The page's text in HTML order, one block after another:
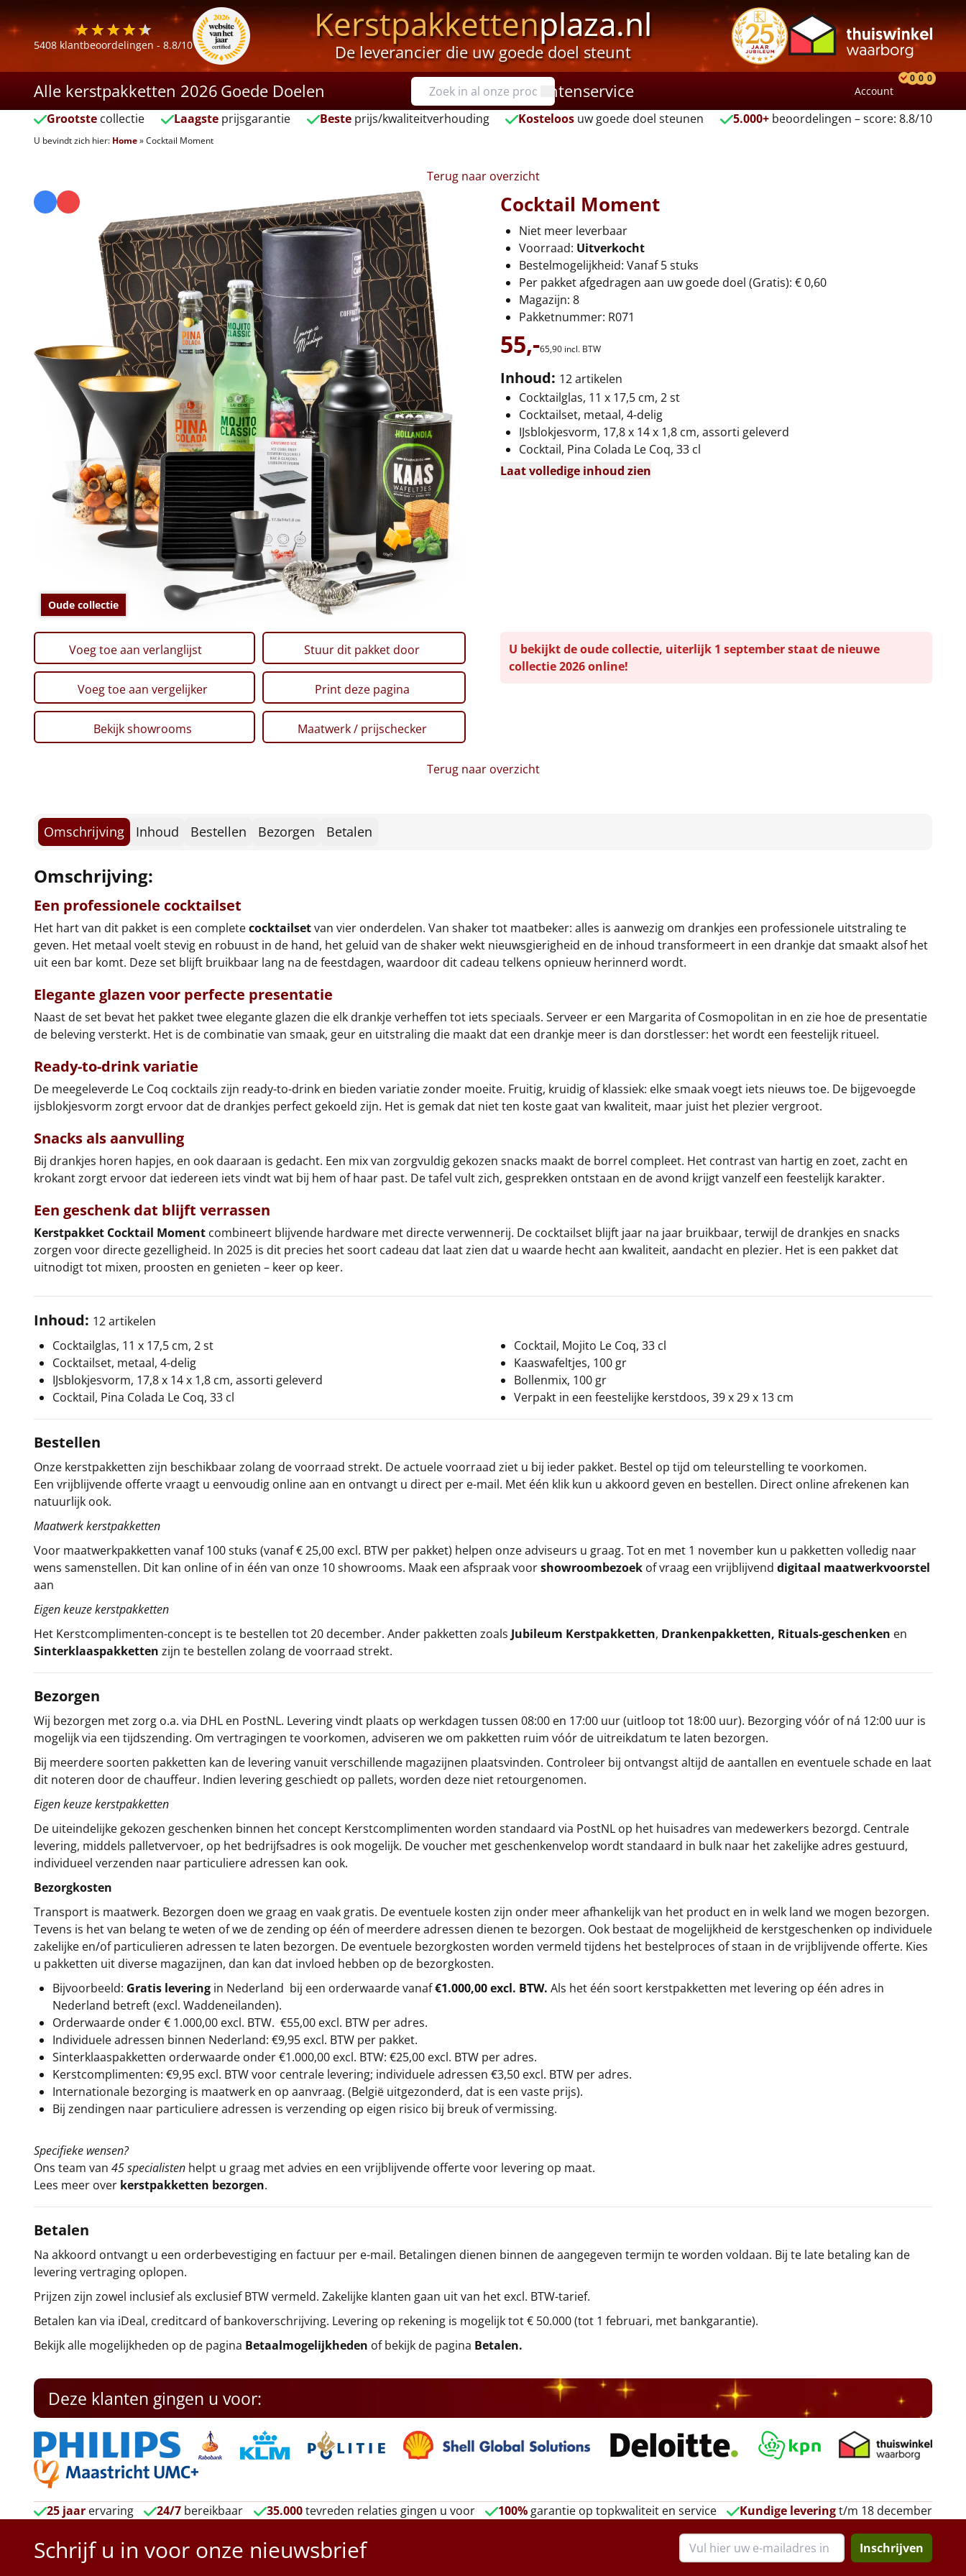
5408 klantbeoordelingen - 8.8/10 Kerstpakkettenplaza.nl
De leverancier die uw goede doel steunt
Alle kerstpakketten 2026 Goede Doelen Klantenservice Account
0 0 0
Grootste collectie Laagsteprijsgarantie Besteprijs/kwaliteitverhouding Kosteloos uw goede doel steunen 5.000+ beoordelingen – score: 8.8/10
U bevindt zich hier: Home»Cocktail Moment
Terug naar overzicht
Oude collectie
Cocktail Moment
Niet meer leverbaar
Voorraad: Uitverkocht
Bestelmogelijkheid: Vanaf 5 stuks
Per pakket afgedragen aan uw goede doel (Gratis): € 0,60
Magazijn: 8
Pakketnummer: R071
55,-65,90 incl. BTW
Inhoud: 12 artikelen
Cocktailglas, 11 x 17,5 cm, 2 st
Cocktailset, metaal, 4-delig
IJsblokjesvorm, 17,8 x 14 x 1,8 cm, assorti geleverd
Cocktail, Pina Colada Le Coq, 33 cl
Laat volledige inhoud zien
Voeg toe aan verlanglijst Stuur dit pakket door
Voeg toe aan vergelijker Print deze pagina
Bekijk showrooms Maatwerk / prijschecker
U bekijkt de oude collectie, uiterlijk 1 september staat de nieuwe
collectie 2026 online!
Terug naar overzicht
Omschrijving Inhoud Bestellen Bezorgen Betalen
Omschrijving:
Een professionele cocktailset
Het hart van dit pakket is een completecocktailsetvan vier onderdelen. Van shaker tot maatbeker: alles is aanwezig om drankjes een professionele uitstraling te
geven. Het metaal voelt stevig en robuust in de hand, het geluid van de shaker wekt nieuwsgierigheid en de inhoud transformeert in een drankje dat smaakt alsof het
uit een bar komt. Deze set blijft bruikbaar lang na de feestdagen, waardoor dit cadeau telkens opnieuw herinnerd wordt.
Elegante glazen voor perfecte presentatie
Naast de set bevat het pakket twee elegante glazen die elk drankje verheffen tot iets speciaals. Serveer er een Margarita of Cosmopolitan in en zie hoe de presentatie
de beleving versterkt. Het is de combinatie van smaak, geur en uitstraling die maakt dat een drankje meer is dan dorstlesser: het wordt een feestelijk ritueel.
Ready-to-drink variatie
De meegeleverde Le Coq cocktails zijn ready-to-drink en bieden variatie zonder moeite. Fruitig, kruidig of klassiek: elke smaak voegt iets nieuws toe. De bijgevoegde
ijsblokjesvorm zorgt ervoor dat de drankjes perfect gekoeld zijn. Het is gemak dat niet ten koste gaat van kwaliteit, maar juist het plezier vergroot.
Snacks als aanvulling
Bij drankjes horen hapjes, en ook daaraan is gedacht. Een mix van zorgvuldig gekozen snacks maakt de borrel compleet. Het contrast van hartig en zoet, zacht en
krokant zorgt ervoor dat iedereen iets vindt wat bij hem of haar past. De tafel vult zich, gesprekken ontstaan en de avond krijgt vanzelf een feestelijk karakter.
Een geschenk dat blijft verrassen
Kerstpakket Cocktail Moment combineert blijvende hardware met directe verwennerij. De cocktailset blijft jaar na jaar bruikbaar, terwijl de drankjes en snacks
zorgen voor directe gezelligheid. In 2025 is dit precies het soort cadeau dat laat zien dat u waarde hecht aan kwaliteit, aandacht en plezier. Het is een pakket dat
uitnodigt tot mixen, proosten en genieten – keer op keer.
Inhoud: 12 artikelen
Cocktailglas, 11 x 17,5 cm, 2 st
Cocktailset, metaal, 4-delig
IJsblokjesvorm, 17,8 x 14 x 1,8 cm, assorti geleverd
Cocktail, Pina Colada Le Coq, 33 cl
Cocktail, Mojito Le Coq, 33 cl
Kaaswafeltjes, 100 gr
Bollenmix, 100 gr
Verpakt in een feestelijke kerstdoos, 39 x 29 x 13 cm
Bestellen
Onze kerstpakketten zijn beschikbaar zolang de voorraad strekt. De actuele voorraad ziet u bij ieder pakket. Bestel op tijd om teleurstelling te voorkomen.
Een vrijblijvende offerte vraagt u eenvoudig online aan en ontvangt u direct per e-mail. Met één klik kun u akkoord geven en bestellen. Direct online afrekenen kan
natuurlijk ook.
Maatwerk kerstpakketten
Voor maatwerkpakketten vanaf 100 stuks (vanaf € 25,00 excl. BTW per pakket) helpen onze adviseurs u graag. Tot en met 1 november kun u pakketten volledig naar
wens samenstellen. Dit kan online of in één van onze 10 showrooms. Maak een afspraak voorshowroombezoek of vraag een vrijblijvend digitaal maatwerkvoorstel
aan
Eigen keuze kerstpakketten
Het Kerstcomplimenten-concept is te bestellen tot 20 december. Ander pakketten zoals Jubileum Kerstpakketten, Drankenpakketten, Rituals-geschenken en
Sinterklaaspakketten zijn te bestellen zolang de voorraad strekt.
Bezorgen
Wij bezorgen met zorg o.a. via DHL en PostNL. Levering vindt plaats op werkdagen tussen 08:00 en 17:00 uur (uitloop tot 18:00 uur). Bezorging vóór of ná 12:00 uur is
mogelijk via een tijdszending. Om vertragingen te voorkomen, adviseren we om pakketten ruim vóór de uitreikdatum te laten bezorgen.
Bij meerdere soorten pakketten kan de levering vanuit verschillende magazijnen plaatsvinden. Controleer bij ontvangst altijd de aantallen en eventuele schade en laat
dit noteren door de chauffeur. Indien levering geschiedt op pallets, worden deze niet retourgenomen.
Eigen keuze kerstpakketten
De uiteindelijke gekozen geschenken binnen het concept Kerstcomplimenten worden standaard via PostNL op het huisadres van medewerkers bezorgd. Centrale
levering, middels palletvervoer, op het bedrijfsadres is ook mogelijk. De voucher met geschenkenvelop wordt standaard in bulk naar het zakelijke adres gestuurd,
individueel verzenden naar particuliere adressen kan ook.
Bezorgkosten
Transport is maatwerk. Bezorgen doen we graag en vaak gratis. De eventuele kosten zijn onder meer afhankelijk van het product en in welk land we mogen bezorgen.
Tevens is het van belang te weten of we de zending op één of meerdere adressen dienen te bezorgen. Ook bestaat de mogelijkheid de kerstgeschenken op individuele
zakelijke en/of particulieren adressen te laten bezorgen. De eventuele bezorgkosten worden vermeld tijdens het bestelproces of staan in de vrijblijvende offerte. Kies
u pakketten uit diverse magazijnen, dan kan dat invloed hebben op de bezorgkosten.
Bijvoorbeeld: Gratis levering in Nederland bij een orderwaarde vanaf€1.000,00 excl. BTW. Als het één soort kerstpakketten met levering op één adres in
Nederland betreft (excl. Waddeneilanden).
Orderwaarde onder € 1.000,00 excl. BTW. €55,00 excl. BTW per adres.
Individuele adressen binnen Nederland: €9,95 excl. BTW per pakket.
Sinterklaaspakketten orderwaarde onder €1.000,00 excl. BTW: €25,00 excl. BTW per adres.
Kerstcomplimenten: €9,95 excl. BTW voor centrale levering; individuele adressen €3,50 excl. BTW per adres.
Internationale bezorging is maatwerk en op aanvraag. (België uitgezonderd, dat is een vaste prijs).
Bij zendingen naar particuliere adressen is verzending op eigen risico bij breuk of vermissing.
Specifieke wensen?
Ons team van 45 specialisten helpt u graag met advies en een vrijblijvende offerte voor levering op maat.
Lees meer over kerstpakketten bezorgen.
Betalen
Na akkoord ontvangt u een orderbevestiging en factuur per e-mail. Betalingen dienen binnen de aangegeven termijn te worden voldaan. Bij te late betaling kan de
levering vertraging oplopen.
Prijzen zijn zowel inclusief als exclusief BTW vermeld. Zakelijke klanten gaan uit van het excl. BTW-tarief.
Betalen kan via iDeal, creditcard of bankoverschrijving. Levering op rekening is mogelijk tot € 50.000 (tot 1 februari, met bankgarantie).
Bekijk alle mogelijkheden op de pagina Betaalmogelijkheden of bekijk de pagina Betalen.
Deze klanten gingen u voor:
25 jaar ervaring 24/7 bereikbaar 35.000tevreden relaties gingen u voor 100%garantie op topkwaliteit en service Kundige leveringt/m 18 december
Schrijf u in voor onze nieuwsbrief Inschrijven